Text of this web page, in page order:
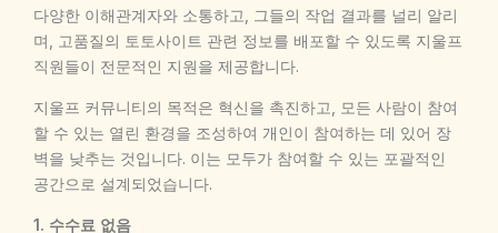
다양한 이해관계자와 소통하고, 그들의 작업 결과를 널리 알리
며, 고품질의 토토사이트 관련 정보를 배포할 수 있도록 지울프
직원들이 전문적인 지원을 제공합니다.
지울프 커뮤니티의 목적은 혁신을 촉진하고, 모든 사람이 참여
할 수 있는 열린 환경을 조성하여 개인이 참여하는 데 있어 장
벽을 낮추는 것입니다. 이는 모두가 참여할 수 있는 포괄적인
공간으로 설계되었습니다.
1. 수수료 없음